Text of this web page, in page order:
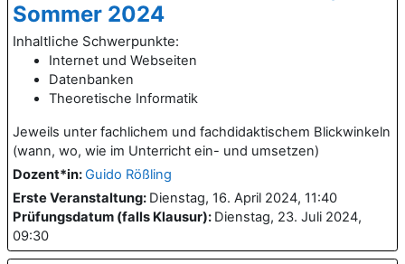
Sommer 2024
Inhaltliche Schwerpunkte:
Internet und Webseiten
Datenbanken
Theoretische Informatik
Jeweils unter fachlichem und fachdidaktischem Blickwinkeln
(wann, wo, wie im Unterricht ein- und umsetzen)
Dozent*in:Guido Rößling
Erste Veranstaltung: Dienstag, 16. April 2024, 11:40
Prüfungsdatum (falls Klausur): Dienstag, 23. Juli 2024,
09:30